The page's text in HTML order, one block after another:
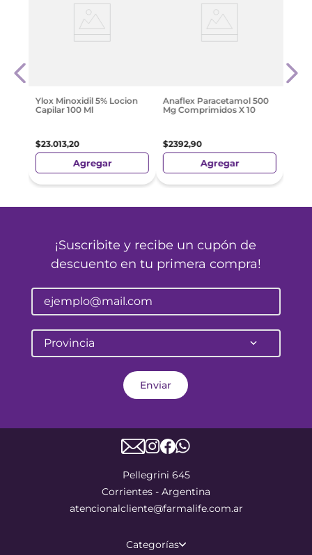
Ylox Minoxidil 5% Locion
Capilar 100 Ml
$23.013,20
Agregar
Anaflex Paracetamol 500
Mg Comprimidos X 10
$2392,90
Agregar
¡Suscribite y recibe un cupón de
descuento en tu primera compra!
Provincia
Enviar
Pellegrini 645
Corrientes - Argentina
atencionalcliente@farmalife.com.ar
Categorías